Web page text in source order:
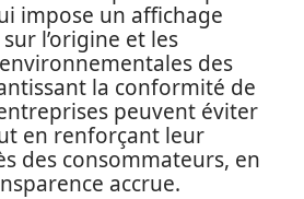
impose un affichage
l’origine et les
des
la conformité de
peuvent éviter
en renforçant leur
des consommateurs, en
accrue.